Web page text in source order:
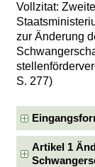
Vollzitat:
zur Änderung
S. 277)
Artikel 1